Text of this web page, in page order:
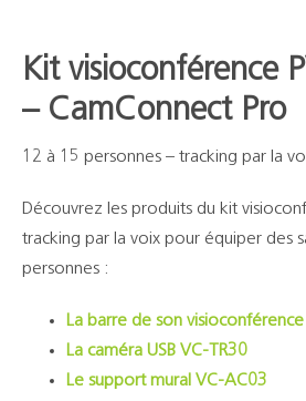
Kit visioconférence
– CamConnect Pro
12 à 15 personnes – tracking par la
Découvrez les produits du kit
tracking par la voix pour équiper des
personnes :
La barre de son
La caméra USB VC-TR30
Le support mural VC-AC03